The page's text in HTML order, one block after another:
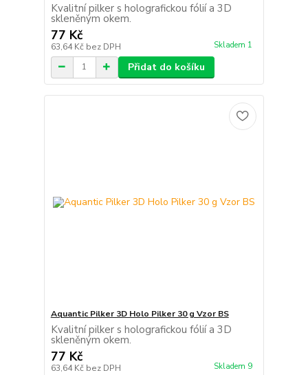
Kvalitní pilker s holografickou fólií a 3D
skleněným okem.
77 Kč
63,64 Kč bez DPH Skladem 1
Přidat do košíku
Aquantic Pilker 3D Holo Pilker 30 g Vzor BS
Kvalitní pilker s holografickou fólií a 3D
skleněným okem.
77 Kč
63,64 Kč bez DPH Skladem 9